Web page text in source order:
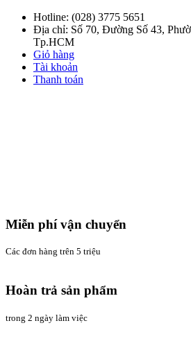
Hotline: (028) 3775 5651
Địa chỉ: Số 70, Đường Số 43,
Tp.HCM
Giỏ hàng
Tài khoản
Thanh toán
Miễn phí vận chuyển
Các đơn hàng trên 5 triệu
Hoàn trả sản phẩm
trong 2 ngày làm việc